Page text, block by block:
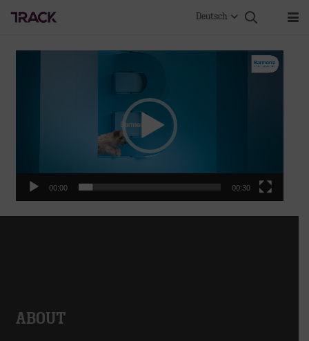
Deutsch
00:00 00:30
ABOUT